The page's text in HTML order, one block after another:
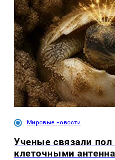
Мировые новости
Ученые связали пол
клеточными